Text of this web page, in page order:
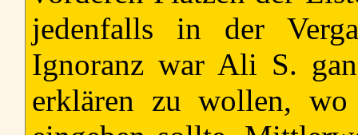
jedenfalls in der
Ignoranz war Ali S.
erklären zu wollen,